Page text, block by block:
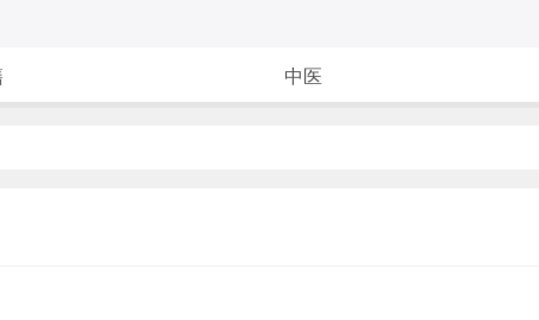
中医